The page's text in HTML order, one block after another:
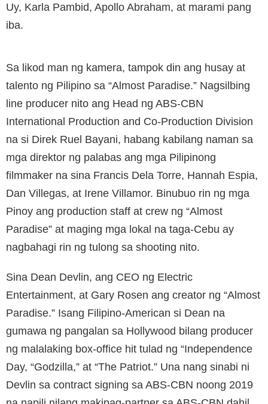
Uy, Karla Pambid, Apollo Abraham, at marami pang
iba.
Sa likod man ng kamera, tampok din ang husay at
talento ng Pilipino sa “Almost Paradise.” Nagsilbing
line producer nito ang Head ng ABS-CBN
International Production and Co-Production Division
na si Direk Ruel Bayani, habang kabilang naman sa
mga direktor ng palabas ang mga Pilipinong
filmmaker na sina Francis Dela Torre, Hannah Espia,
Dan Villegas, at Irene Villamor. Binubuo rin ng mga
Pinoy ang production staff at crew ng “Almost
Paradise” at maging mga lokal na taga-Cebu ay
nagbahagi rin ng tulong sa shooting nito.
Sina Dean Devlin, ang CEO ng Electric
Entertainment, at Gary Rosen ang creator ng “Almost
Paradise.” Isang Filipino-American si Dean na
gumawa ng pangalan sa Hollywood bilang producer
ng malalaking box-office hit tulad ng “Independence
Day, “Godzilla,” at “The Patriot.” Una nang sinabi ni
Devlin sa contract signing sa ABS-CBN noong 2019